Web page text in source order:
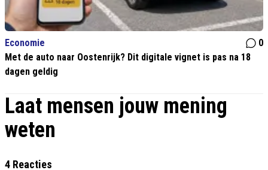
Economie
0
Met de auto naar Oostenrijk? Dit digitale vignet is pas na 18
dagen geldig
Laat mensen jouw mening
weten
4 Reacties